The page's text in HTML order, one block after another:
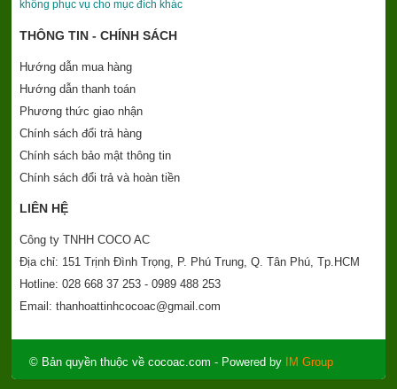
không phục vụ cho mục đích khác
THÔNG TIN - CHÍNH SÁCH
Hướng dẫn mua hàng
Hướng dẫn thanh toán
Phương thức giao nhận
Chính sách đổi trả hàng
Chính sách bảo mật thông tin
Chính sách đổi trả và hoàn tiền
LIÊN HỆ
Công ty TNHH COCO AC
Địa chỉ: 151 Trịnh Đình Trọng, P. Phú Trung, Q. Tân Phú, Tp.HCM
Hotline: 028 668 37 253 - 0989 488 253
Email: thanhoattinhcocoac@gmail.com
© Bản quyền thuộc về cocoac.com - Powered by IM Group